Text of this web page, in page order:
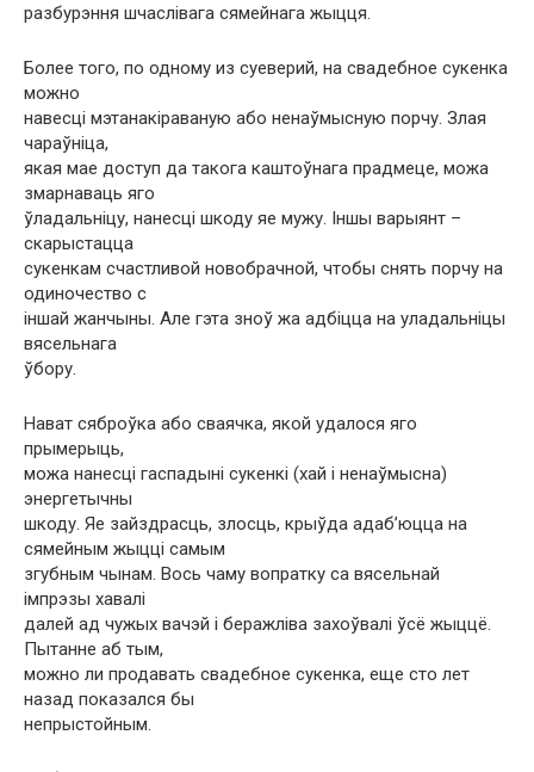
разбурэння шчаслівага сямейнага жыцця.
Более того, по одному из суеверий, на свадебное сукенка
можно
навесці мэтанакіраваную або ненаўмысную порчу. Злая
чараўніца,
якая мае доступ да такога каштоўнага прадмеце, можа
змарнаваць яго
ўладальніцу, нанесці шкоду яе мужу. Іншы варыянт –
скарыстацца
сукенкам счастливой новобрачной, чтобы снять порчу на
одиночество с
іншай жанчыны. Але гэта зноў жа адбіцца на уладальніцы
вясельнага
ўбору.
Нават сяброўка або сваячка, якой удалося яго
прымерыць,
можа нанесці гаспадыні сукенкі (хай і ненаўмысна)
энергетычны
шкоду. Яе зайздрасць, злосць, крыўда адаб’юцца на
сямейным жыцці самым
згубным чынам. Вось чаму вопратку са вясельнай
імпрэзы хавалі
далей ад чужых вачэй і беражліва захоўвалі ўсё жыццё.
Пытанне аб тым,
можно ли продавать свадебное сукенка, еще сто лет
назад показался бы
непрыстойным.